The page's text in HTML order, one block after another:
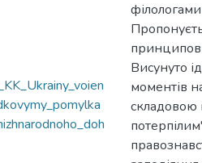
Висунуто
моментів
складовою